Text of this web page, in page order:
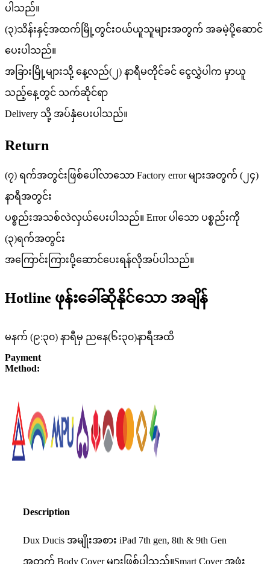
ပါသည်။
(၃)သိန်းနှင့်အထက်မြို့တွင်းဝယ်ယူသူများအတွက် အခမဲ့ပို့ဆောင်
ပေးပါသည်။
အခြားမြို့များသို့ နေ့လည်(၂) နာရီမတိုင်ခင် ငွေလွှဲပါက မှာယူ
သည့်နေ့တွင် သက်ဆိုင်ရာ
Delivery သို့ အပ်နှံပေးပါသည်။
Return
(၇) ရက်အတွင်းဖြစ်ပေါ်လာသော Factory error များအတွက် (၂၄)
နာရီအတွင်း
ပစ္စည်းအသစ်လဲလှယ်ပေးပါသည်။ Error ပါသော ပစ္စည်းကို
(၃)ရက်အတွင်း
အကြောင်းကြားပို့ဆောင်ပေးရန်လိုအပ်ပါသည်။
Hotline ဖုန်းခေါ်ဆိုနိုင်သော အချိန်
မနက် (၉:၃၀) နာရီမှ ညနေ(၆း၃၀)နာရီအထိ
Payment
Method:
Description
Dux Ducis အမျိုးအစား iPad 7th gen, 8th & 9th Gen
အတွက် Body Cover များဖြစ်ပါသည်။Smart Cover အဖုံး